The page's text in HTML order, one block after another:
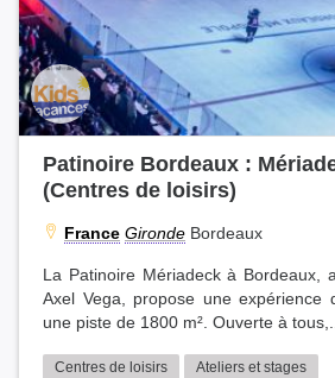
Patinoire Bordeaux :
(Centres de loisirs)
France Gironde Bordeaux
La Patinoire Mériadeck à Bordeaux,
Axel Vega, propose une expérience
une piste de 1800 m². Ouverte à
Centres de loisirs
Ateliers et stages